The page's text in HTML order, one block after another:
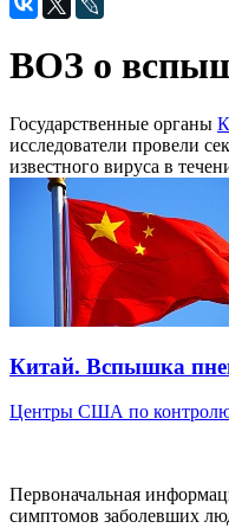
ВОЗ о
Государственные органы
исследователи провели
известного вируса в
Китай. Вспышка
Центры США по контролю
Первоначальная
симптомов заболевших